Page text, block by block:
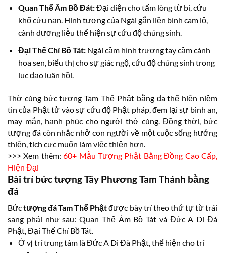
Quan Thế Âm Bồ Đát:Đại diện cho tấm lòng từ bi, cứu
khổ cứu nạn. Hình tượng của Ngài gắn liền bình cam lộ,
cành dương liễu thể hiện sự cứu độ chúng sinh.
Đại Thế Chí Bồ Tát:Ngài cầm hình trượng tay cầm cành
hoa sen, biểu thị cho sự giác ngộ, cứu độ chúng sinh trong
lục đạo luân hồi.
Thờ cúng bức tượng Tam Thế Phật bằng đa thể hiện niềm
tin của Phật tử vào sự cứu độ Phật pháp, đem lại sự bình an,
may mắn, hạnh phúc cho người thờ cúng. Đồng thời, bức
tượng đá còn nhắc nhở con người về một cuộc sống hướng
thiện, tích cực muốn làm việc thiện hơn.
>>> Xem thêm: 60+ Mẫu Tượng Phật Bằng Đồng Cao Cấp,
Hiện Đại
Bài trí bức tượng Tây Phương Tam Thánh bằng
đá
Bứctượng đá Tam Thế Phậtđược bày trí theo thứ tự từ trái
sang phải như sau: Quan Thế Âm Bồ Tát và Đức A Di Đà
Phật, Đại Thế Chí Bồ Tát.
Ở vị trí trung tâm là Đức A Di Đà Phật, thể hiện cho trí